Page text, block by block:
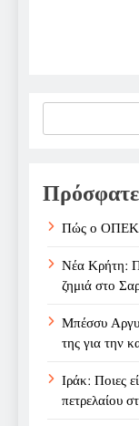
Πώς ο ΟΠΕΚΑ
Νέα Κρήτη:
ζημιά στο
Μπέσσυ
της για την
Ιράκ: Ποιες
πετρελαίου